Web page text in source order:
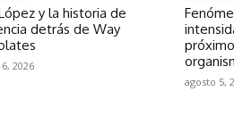
y la historia de
detrás de Way
2026
agosto 5,